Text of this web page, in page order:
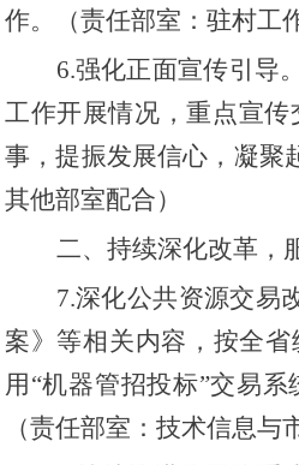
作。
（责任部室： 驻村工
6.强化正面宣传引导
工作开展情况，重点宣
事，提振发展信心，凝聚
其他部室配合）
二、持续深化改革，
7.深化公共资源交易
案》等相关内容，按全
用“机器管招投标”交易
（责任部室： 技术信息与